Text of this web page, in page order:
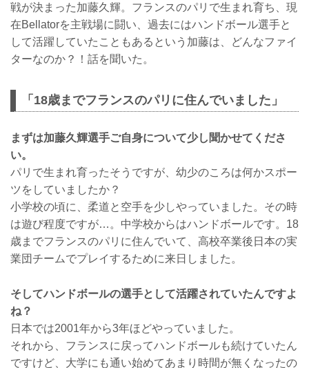
戦が決まった加藤久輝。フランスのパリで生まれ育ち、現
在Bellatorを主戦場に闘い、過去にはハンドボール選手と
して活躍していたこともあるという加藤は、どんなファイ
ターなのか？！話を聞いた。
「18歳までフランスのパリに住んでいました」
まずは加藤久輝選手ご自身について少し聞かせてくださ
い。
パリで生まれ育ったそうですが、幼少のころは何かスポー
ツをしていましたか？
小学校の頃に、柔道と空手を少しやっていました。その時
は遊び程度ですが…。中学校からはハンドボールです。18
歳までフランスのパリに住んでいて、高校卒業後日本の実
業団チームでプレイするために来日しました。
そしてハンドボールの選手として活躍されていたんですよ
ね？
日本では2001年から3年ほどやっていました。
それから、フランスに戻ってハンドボールも続けていたん
ですけど、大学にも通い始めてあまり時間が無くなったの